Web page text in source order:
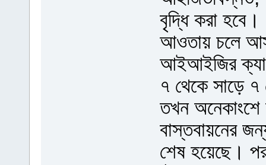
বৃদ্ধি করা হবে।
আওতায় চলে
আইআইজির
৭ থেকে সাড়ে
তখন
বাস্তবায়নের
শেষ হয়েছে।